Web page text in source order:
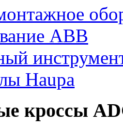
ABB
Haupa
кроссы